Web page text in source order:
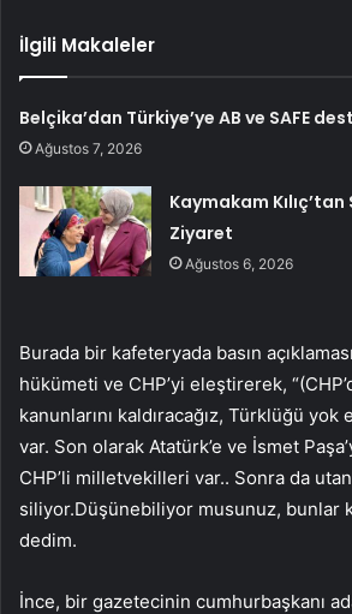
İlgili Makaleler
Belçika’dan Türkiye’ye AB ve SAFE
Ağustos 7, 2026
Kaymakam
Ziyaret
Ağustos 6, 2026
Burada bir kafeteryada basın
hükümeti ve CHP’yi eleştirerek,
kanunlarını kaldıracağız, Türklüğü yok
var. Son olarak Atatürk’e ve İsmet
CHP’li milletvekilleri var.. Sonra da
siliyor.Düşünebiliyor musunuz, bunlar
dedim.
İnce, bir gazetecinin cumhurbaşkanı